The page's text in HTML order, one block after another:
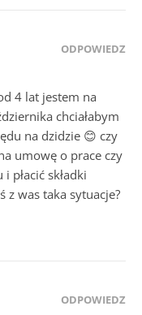
ODPOWIEDZ
4 lat jestem na
chciałabym
na dzidzie 😊 czy
umowę o prace czy
płacić składki
z was taka sytuacje?
ODPOWIEDZ